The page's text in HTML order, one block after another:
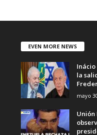
EVEN MORE NEWS
la
mayo
Unión